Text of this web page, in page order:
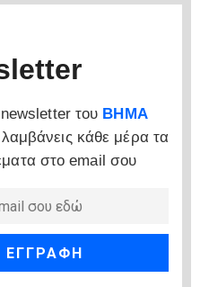
του ΒΗΜΑ
κάθε μέρα τα
στο email σου